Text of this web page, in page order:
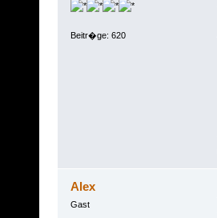
Beitr�ge: 620
Alex
Gast